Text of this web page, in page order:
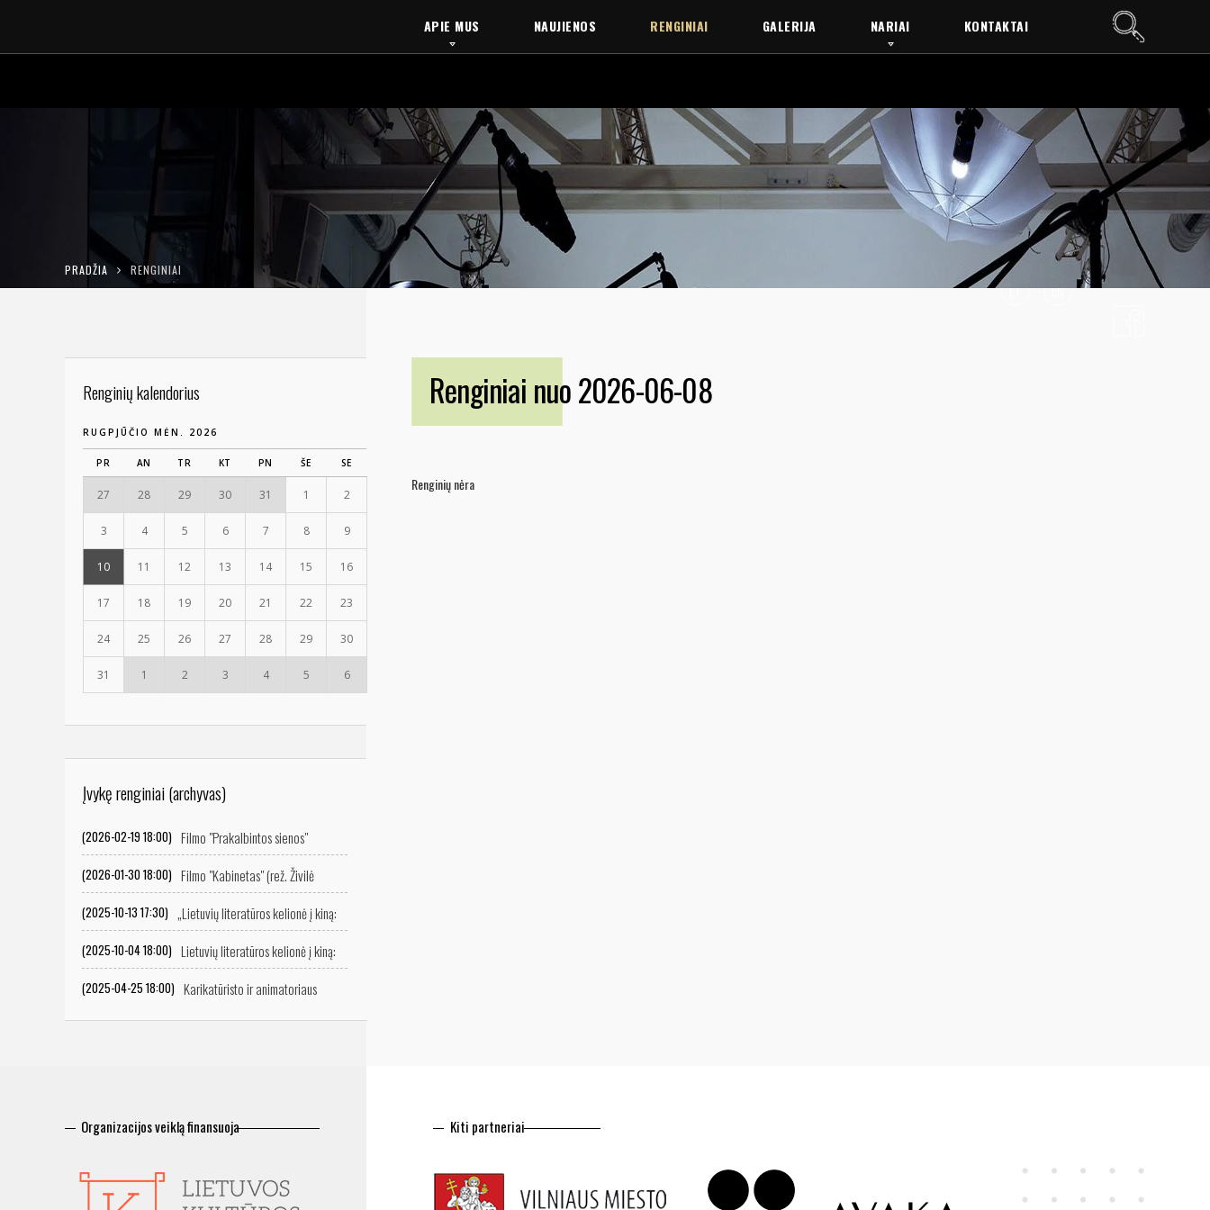
APIE MUS NAUJIENOS RENGINIAI GALERIJA NARIAI KONTAKTAI
LT EN
PRADŽIA RENGINIAI
Renginių kalendorius
RUGPJŪČIO MĖN. 2026
PR AN TR KT PN ŠE SE
27 28 29 30 31 1 2
3 4 5 6 7 8 9
10 11 12 13 14 15 16
17 18 19 20 21 22 23
24 25 26 27 28 29 30
31 1 2 3 4 5 6
Įvykę renginiai (archyvas)
(2026-02-19 18:00) Filmo "Prakalbintos sienos"
(2026-01-30 18:00) Filmo "Kabinetas" (rež. Živilė
(2025-10-13 17:30) „Lietuvių literatūros kelionė į kiną:
(2025-10-04 18:00) Lietuvių literatūros kelionė į kiną:
(2025-04-25 18:00) Karikatūristo ir animatoriaus
Vitalijaus Suchockio retrospektyvinė filmų programa
Renginiai nuo 2026-06-08
Renginių nėra
Organizacijos veiklą finansuoja Kiti partneriai